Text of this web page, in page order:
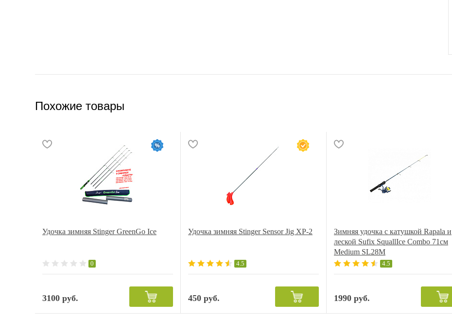
Похожие товары
Удочка зимняя Stinger GreenGo Ice
0
3100 руб.
Удочка зимняя Stinger Sensor Jig XP-2
4.5
450 руб.
Зимняя удочка с катушкой Rapala и
леской Sufix SquallIce Combo 71см
Medium SL28M
4.5
1990 руб.